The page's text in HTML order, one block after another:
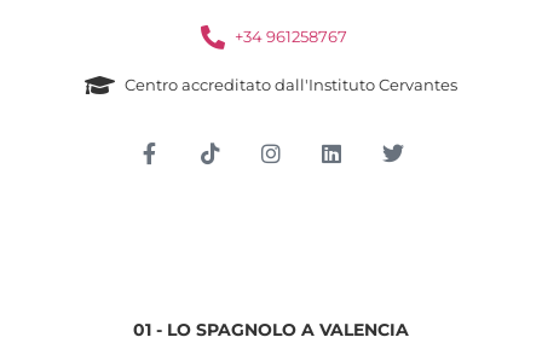
+34 961258767
Centro accreditato dall'Instituto Cervantes
01 - LO SPAGNOLO A VALENCIA